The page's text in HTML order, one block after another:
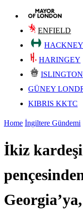
ENFIELD
HACKNEY
HARINGEY
ISLINGTON
GÜNEY
KIBRIS KKTC
Home İngiltere Gündemi
İkiz